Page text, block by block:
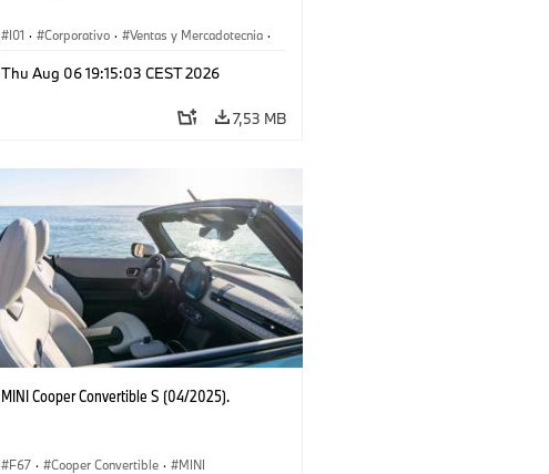
I01 · Corporativo · Ventas y Mercadotecnia ·
Thu Aug 06 19:15:03 CEST 2026
7,53 MB
MINI Cooper Convertible S (04/2025).
F67 · Cooper Convertible · MINI